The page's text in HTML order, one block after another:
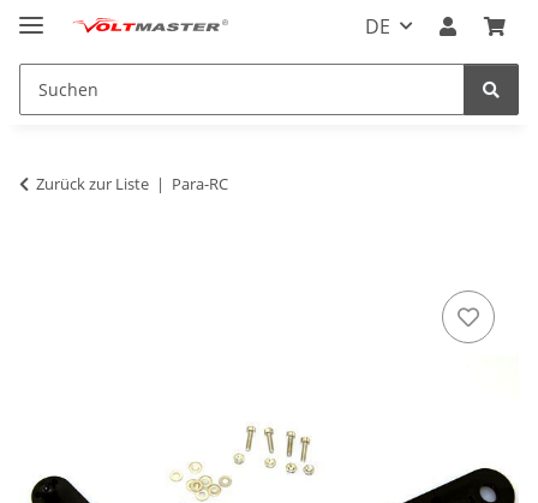
DE
Zurück zur Liste Para-RC